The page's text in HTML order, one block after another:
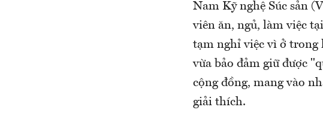
Nam Kỹ nghệ Súc sản
viên ăn, ngủ, làm việc
tạm nghỉ việc vì ở trong
vừa bảo đảm giữ được
cộng đồng, mang vào
giải thích.